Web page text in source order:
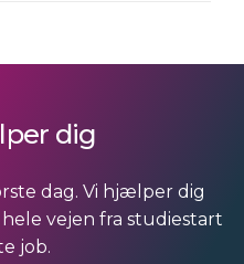
dig
dag. Vi hjælper dig
vejen fra studiestart
job.